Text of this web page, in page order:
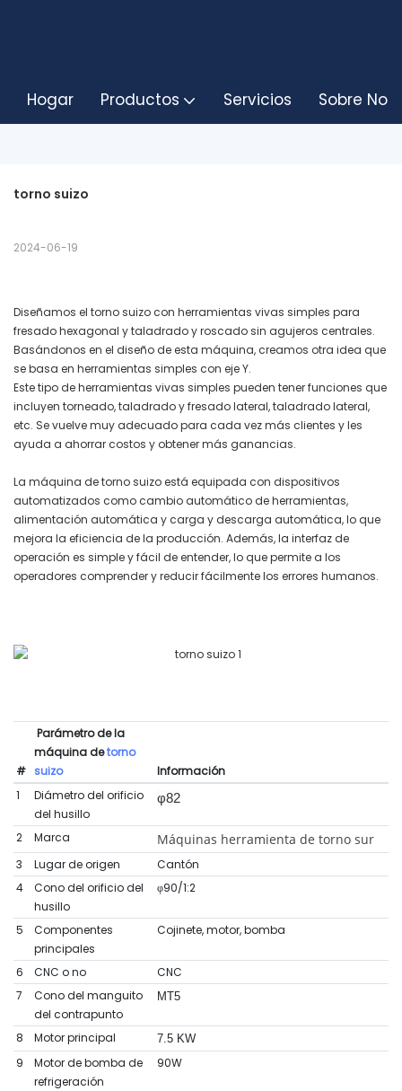
Hogar Productos Servicios Sobre
torno suizo
2024-06-19
Diseñamos el torno suizo con herramientas vivas simples para
fresado hexagonal y taladrado y roscado sin agujeros centrales.
Basándonos en el diseño de esta máquina, creamos otra idea que
se basa en herramientas simples con eje Y.
Este tipo de herramientas vivas simples pueden tener funciones que
incluyen torneado, taladrado y fresado lateral, taladrado lateral,
etc. Se vuelve muy adecuado para cada vez más clientes y les
ayuda a ahorrar costos y obtener más ganancias.
La máquina de torno suizo está equipada con dispositivos
automatizados como cambio automático de herramientas,
alimentación automática y carga y descarga automática, lo que
mejora la eficiencia de la producción. Además, la interfaz de
operación es simple y fácil de entender, lo que permite a los
operadores comprender y reducir fácilmente los errores humanos.
#
Parámetro de la
máquina detorno
suizo
Información
1
Diámetro del orificio
del husillo
φ82
2 Marca Máquinas herramienta de torno sur
3 Lugar de origen
Cantón
4
Cono del orificio del
husillo
φ90/1:2
5
Componentes
principales
Cojinete, motor, bomba
6 CNC o no
CNC
7
Cono del manguito
del contrapunto
MT5
8 Motor principal 7.5 KW
9
Motor de bomba de
refrigeración
90W